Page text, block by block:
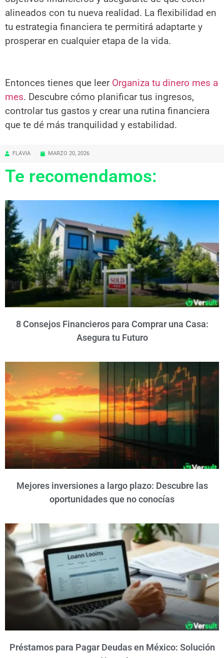
alineados con tu nueva realidad. La flexibilidad en
tu estrategia financiera te permitirá adaptarte y
prosperar en cualquier etapa de la vida.
Entonces tienes que leer Organiza tu dinero mes a
mes. Descubre cómo planificar tus ingresos,
controlar tus gastos y crear una rutina financiera
que te dé más tranquilidad y estabilidad.
FLAVIA MARZO 20, 2026
Te recomendamos:
8 Consejos Financieros para Comprar una Casa:
Asegura tu Futuro
Mejores inversiones a largo plazo: Descubre las
oportunidades que no conocías
Préstamos para Pagar Deudas en México: Solución